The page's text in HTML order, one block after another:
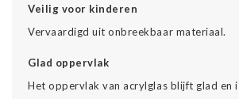
Veilig voor kinderen
Vervaardigd uit onbreekbaar materiaal.
Glad oppervlak
Het oppervlak van acrylglas blijft glad en